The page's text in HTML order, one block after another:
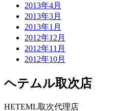
2013年4月
2013年3月
2013年1月
2012年12月
2012年11月
2012年10月
ヘテムル取次店
HETEML取次代理店